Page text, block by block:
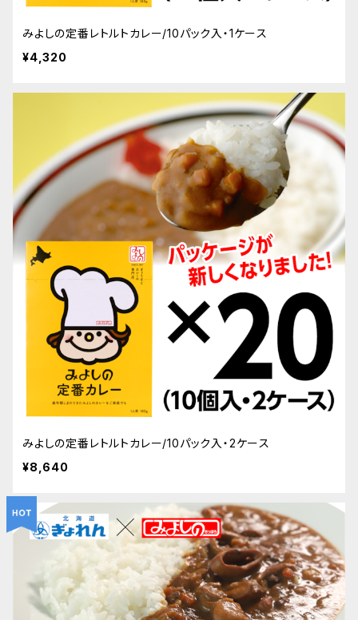
みよしの定番レトルトカレー/10パック入・1ケース
¥4,320
みよしの定番レトルトカレー/10パック入・2ケース
¥8,640